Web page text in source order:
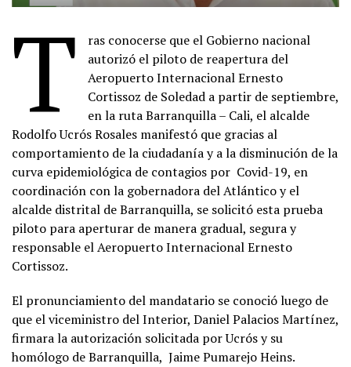
T
ras conocerse que el Gobierno nacional
autorizó el piloto de reapertura del
Aeropuerto Internacional Ernesto
Cortissoz de Soledad a partir de septiembre,
en la ruta Barranquilla – Cali, el alcalde
Rodolfo Ucrós Rosales manifestó que gracias al
comportamiento de la ciudadanía y a la disminución de la
curva epidemiológica de contagios por Covid-19, en
coordinación con la gobernadora del Atlántico y el
alcalde distrital de Barranquilla, se solicitó esta prueba
piloto para aperturar de manera gradual, segura y
responsable el Aeropuerto Internacional Ernesto
Cortissoz.
El pronunciamiento del mandatario se conoció luego de
que el viceministro del Interior, Daniel Palacios Martínez,
firmara la autorización solicitada por Ucrós y su
homólogo de Barranquilla, Jaime Pumarejo Heins.